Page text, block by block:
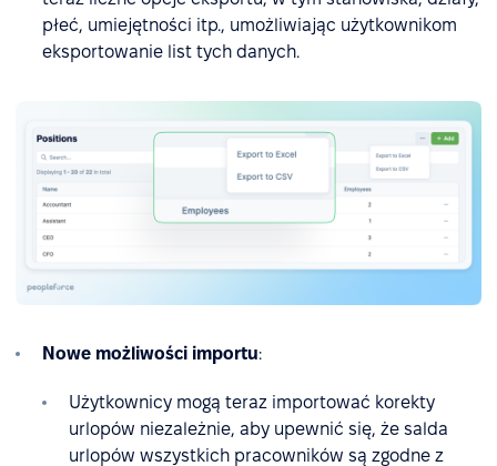
płeć, umiejętności itp., umożliwiając użytkownikom
eksportowanie list tych danych.
Nowe możliwości importu:
Użytkownicy mogą teraz importować korekty
urlopów niezależnie, aby upewnić się, że salda
urlopów wszystkich pracowników są zgodne z